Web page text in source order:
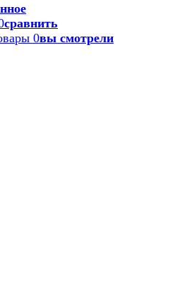
сравнить
0вы смотрели